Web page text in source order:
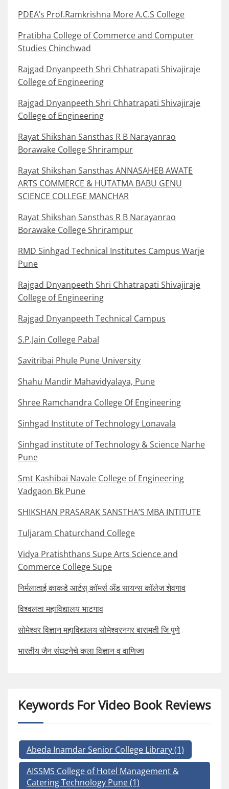
PDEA’s Prof.Ramkrishna More A.C.S College
Pratibha College of Commerce and Computer
Studies Chinchwad
Rajgad Dnyanpeeth Shri Chhatrapati Shivajiraje
College of Engineering
Rajgad Dnyanpeeth Shri Chhatrapati Shivajiraje
College of Engineering
Rayat Shikshan Sansthas R B Narayanrao
Borawake College Shrirampur
Rayat Shikshan Sansthas ANNASAHEB AWATE
ARTS COMMERCE & HUTATMA BABU GENU
SCIENCE COLLEGE MANCHAR
Rayat Shikshan Sansthas R B Narayanrao
Borawake College Shrirampur
RMD Sinhgad Technical Institutes Campus Warje
Pune
Rajgad Dnyanpeeth Shri Chhatrapati Shivajiraje
College of Engineering
Rajgad Dnyanpeeth Technical Campus
S.P.Jain College Pabal
Savitribai Phule Pune University
Shahu Mandir Mahavidyalaya, Pune
Shree Ramchandra College Of Engineering
Sinhgad Institute of Technology Lonavala
Sinhgad institute of Technology & Science Narhe
Pune
Smt Kashibai Navale College of Engineering
Vadgaon Bk Pune
SHIKSHAN PRASARAK SANSTHA’S MBA INTITUTE
Tuljaram Chaturchand College
Vidya Pratishthans Supe Arts Science and
Commerce College Supe
निर्मलाताई काकडे आर्टस् कॉमर्स अँड सायन्स कॉलेज शेवगाव
विश्वलता महाविद्यालय भाटगाव
सोमेश्वर विज्ञान महाविद्यालय सोमेश्वरनगर बारामती जि पुणे
भारतीय जैन संघटनेचे कला विज्ञान व वाणिज्य
Keywords For Video Book Reviews
Abeda Inamdar Senior College Library(1)
AISSMS College of Hotel Management &
Catering Technology Pune(1)